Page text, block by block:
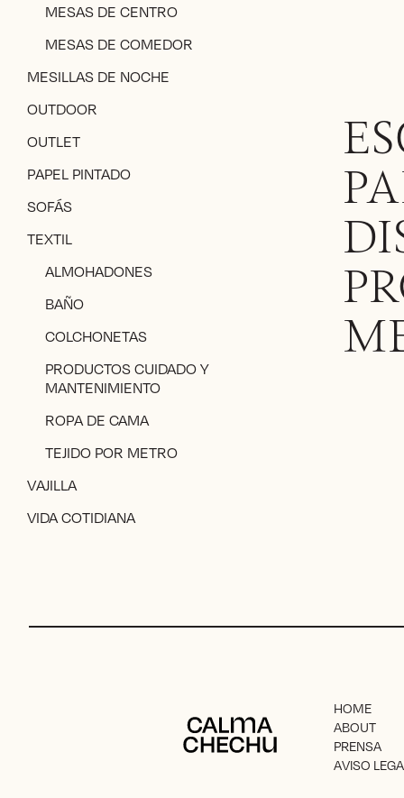
MESAS DE CENTRO
MESAS DE COMEDOR
MESILLAS DE NOCHE
OUTDOOR
OUTLET
PAPEL PINTADO
SOFÁS
TEXTIL
ALMOHADONES
BAÑO
COLCHONETAS
PRODUCTOS CUIDADO Y
MANTENIMIENTO
ROPA DE CAMA
TEJIDO POR METRO
VAJILLA
VIDA COTIDIANA
Calma Chechu
HOME
ABOUT
PRENSA
AVISO